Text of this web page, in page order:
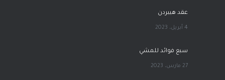
عقد هيبردن
4 أبريل، 2023
سبع فوائد للمشي
27 مارس، 2023